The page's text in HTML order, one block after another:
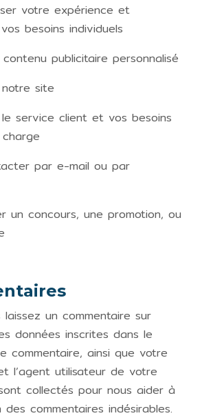
votre expérience et
besoins individuels
publicitaire personnalisé
site
service client et vos besoins
par e-mail ou par
un concours, une promotion, ou
un commentaire sur
données inscrites dans le
commentaire, ainsi que votre
l’agent utilisateur de votre
collectés pour nous aider à
commentaires indésirables.